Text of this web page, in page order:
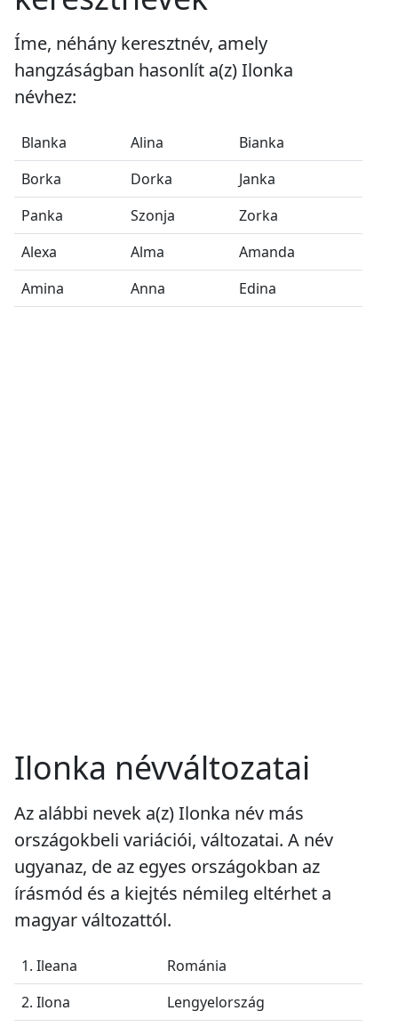
Íme, néhány keresztnév, amely
hangzáságban hasonlít a(z) Ilonka
névhez:
Blanka Alina
Bianka
Borka
Dorka
Janka
Panka
Szonja
Zorka
Alexa
Alma
Amanda
Amina
Anna Edina
Ilonka névváltozatai
Az alábbi nevek a(z) Ilonka név más
országokbeli variációi, változatai. A név
ugyanaz, de az egyes országokban az
írásmód és a kiejtés némileg eltérhet a
magyar változattól.
1. Ileana
Románia
2. Ilona
Lengyelország